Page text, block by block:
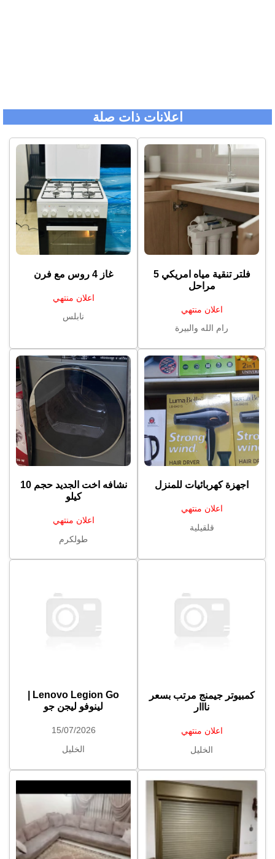
اعلانات ذات صلة
مراحل
اعلان منتهي
رام الله والبيرة
غاز ⁦⁦4⁩⁩ روس مع فرن
اعلان منتهي
نابلس
اجهزة كهربائيات للمنزل
اعلان منتهي
قلقيلية
كيلو
اعلان منتهي
طولكرم
كمبيوتر جيمنج مرتب بسعر
نااار
اعلان منتهي
الخليل
لينوفو ليجن جو
15/07/2026
الخليل